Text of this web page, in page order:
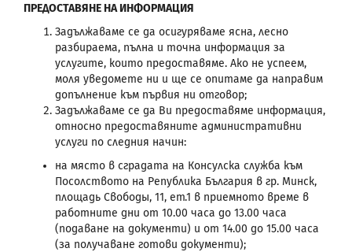
ПРЕДОСТАВЯНЕ НА ИНФОРМАЦИЯ
Задължаваме се да осигуряваме ясна, лесно
разбираема, пълна и точна информация за
услугите, които предоставяме. Ако не успеем,
моля уведомете ни и ще се опитаме да направим
допълнение към първия ни отговор;
Задължаваме се да Ви предоставяме информация,
относно предоставяните административни
услуги по следния начин:
на място в сградата на Консулска служба към
Посолството на Република България в гр. Минск,
площадь Свободы, 11, ет.1 в приемното време в
работните дни от 10.00 часа до 13.00 часа
(подаване на документи) и от 14.00 до 15.00 часа
(за получаване готови документи);